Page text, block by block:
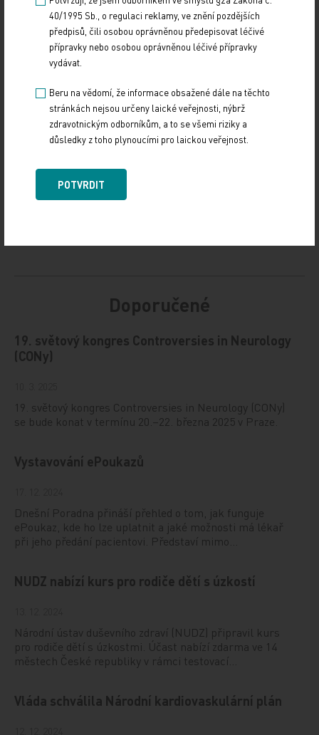
Zdroj: ČTK
POLITIKA
Sdílejte článek
Doporučené
19. světový kongres Controversies in Neurology
(CONy)
19. světový kongres Controversies in Neurology (CONy)
se bude konat v termínu 20.–22. března 2025 v Praze.
Vystavování ePoukazů
Dnešní Poradna přináší přehled o tom, jak funguje
ePoukaz, kde ho lze uplatnit a jaké možnosti má lékař
při jeho předání pacientovi. Představí mimo…
NUDZ nabízí kurs pro rodiče dětí s úzkostí
Národní ústav duševního zdraví (NUDZ) připravil kurs
pro rodiče dětí s úzkostmi. Účast nabízí zdarma ve 14
městech České republiky v rámci testovací…
Vláda schválila Národní kardiovaskulární plán
40/1995 Sb., o regulaci reklamy, ve znění pozdějších
předpisů, čili osobou oprávněnou předepisovat léčivé
přípravky nebo osobou oprávněnou léčivé přípravky
vydávat.
Beru na vědomí, že informace obsažené dále na těchto
stránkách nejsou určeny laické veřejnosti, nýbrž
zdravotnickým odborníkům, a to se všemi riziky a
důsledky z toho plynoucími pro laickou veřejnost.
POTVRDIT